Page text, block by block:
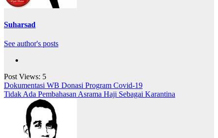
Suharsad
See author's posts
Post Views: 5
Navigasi
pos
Dokumentasi WB Donasi Program Covid-19
Tidak Ada Pembahasan Asrama Haji Sebagai Karantina